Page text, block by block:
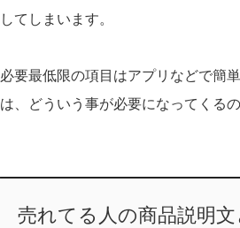
してしまいます。
必要最低限の項目はアプリなどで簡
は、どういう事が必要になってくる
売れてる人の商品説明文